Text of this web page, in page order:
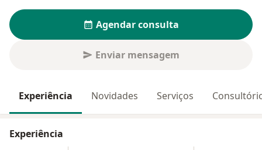
Agendar consulta
Enviar mensagem
Experiência Novidades Serviços
Experiência